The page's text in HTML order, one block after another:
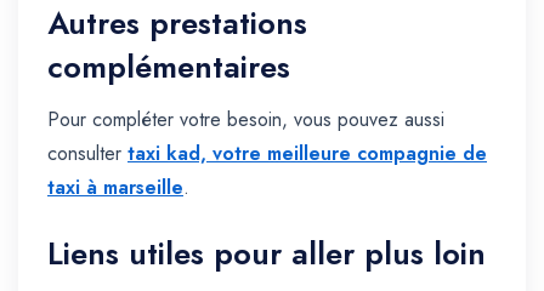
Autres prestations
complémentaires
Pour compléter votre besoin, vous pouvez aussi
consulter taxi kad, votre meilleure compagnie de
taxi à marseille.
Liens utiles pour aller plus loin